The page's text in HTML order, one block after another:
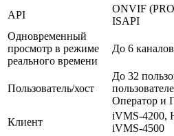
API
ONVIF
ISAPI
Одновременный
просмотр в режиме
реального времени
До 6 каналов
Пользователь/хост
До 32
Оператор и
Клиент
iVMS-4200,
iVMS-4500